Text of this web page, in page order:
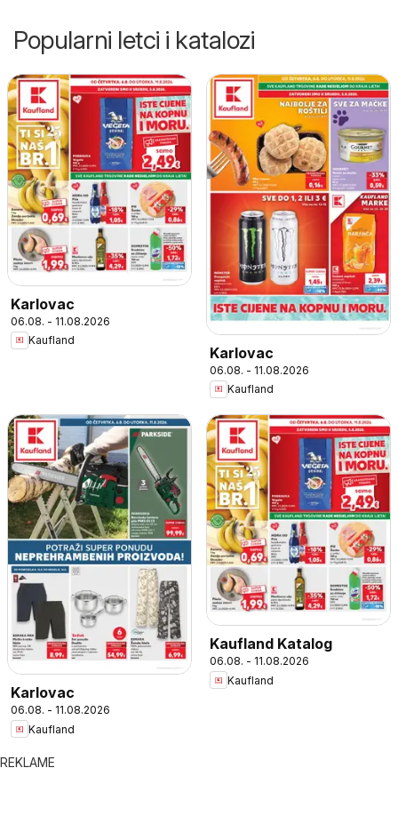
Popularni letci i katalozi
Karlovac
06.08. - 11.08.2026
Kaufland
Karlovac
06.08. - 11.08.2026
Kaufland
Karlovac
06.08. - 11.08.2026
Kaufland
Kaufland Katalog
06.08. - 11.08.2026
Kaufland
REKLAME